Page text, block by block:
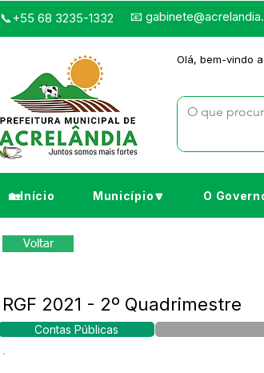
📞+55 68 3235-1332 📧
Olá, bem-vindo
🏡Início Município🔽 O
Voltar
RGF 2021 - 2º Quadrimestre
Contas Públicas